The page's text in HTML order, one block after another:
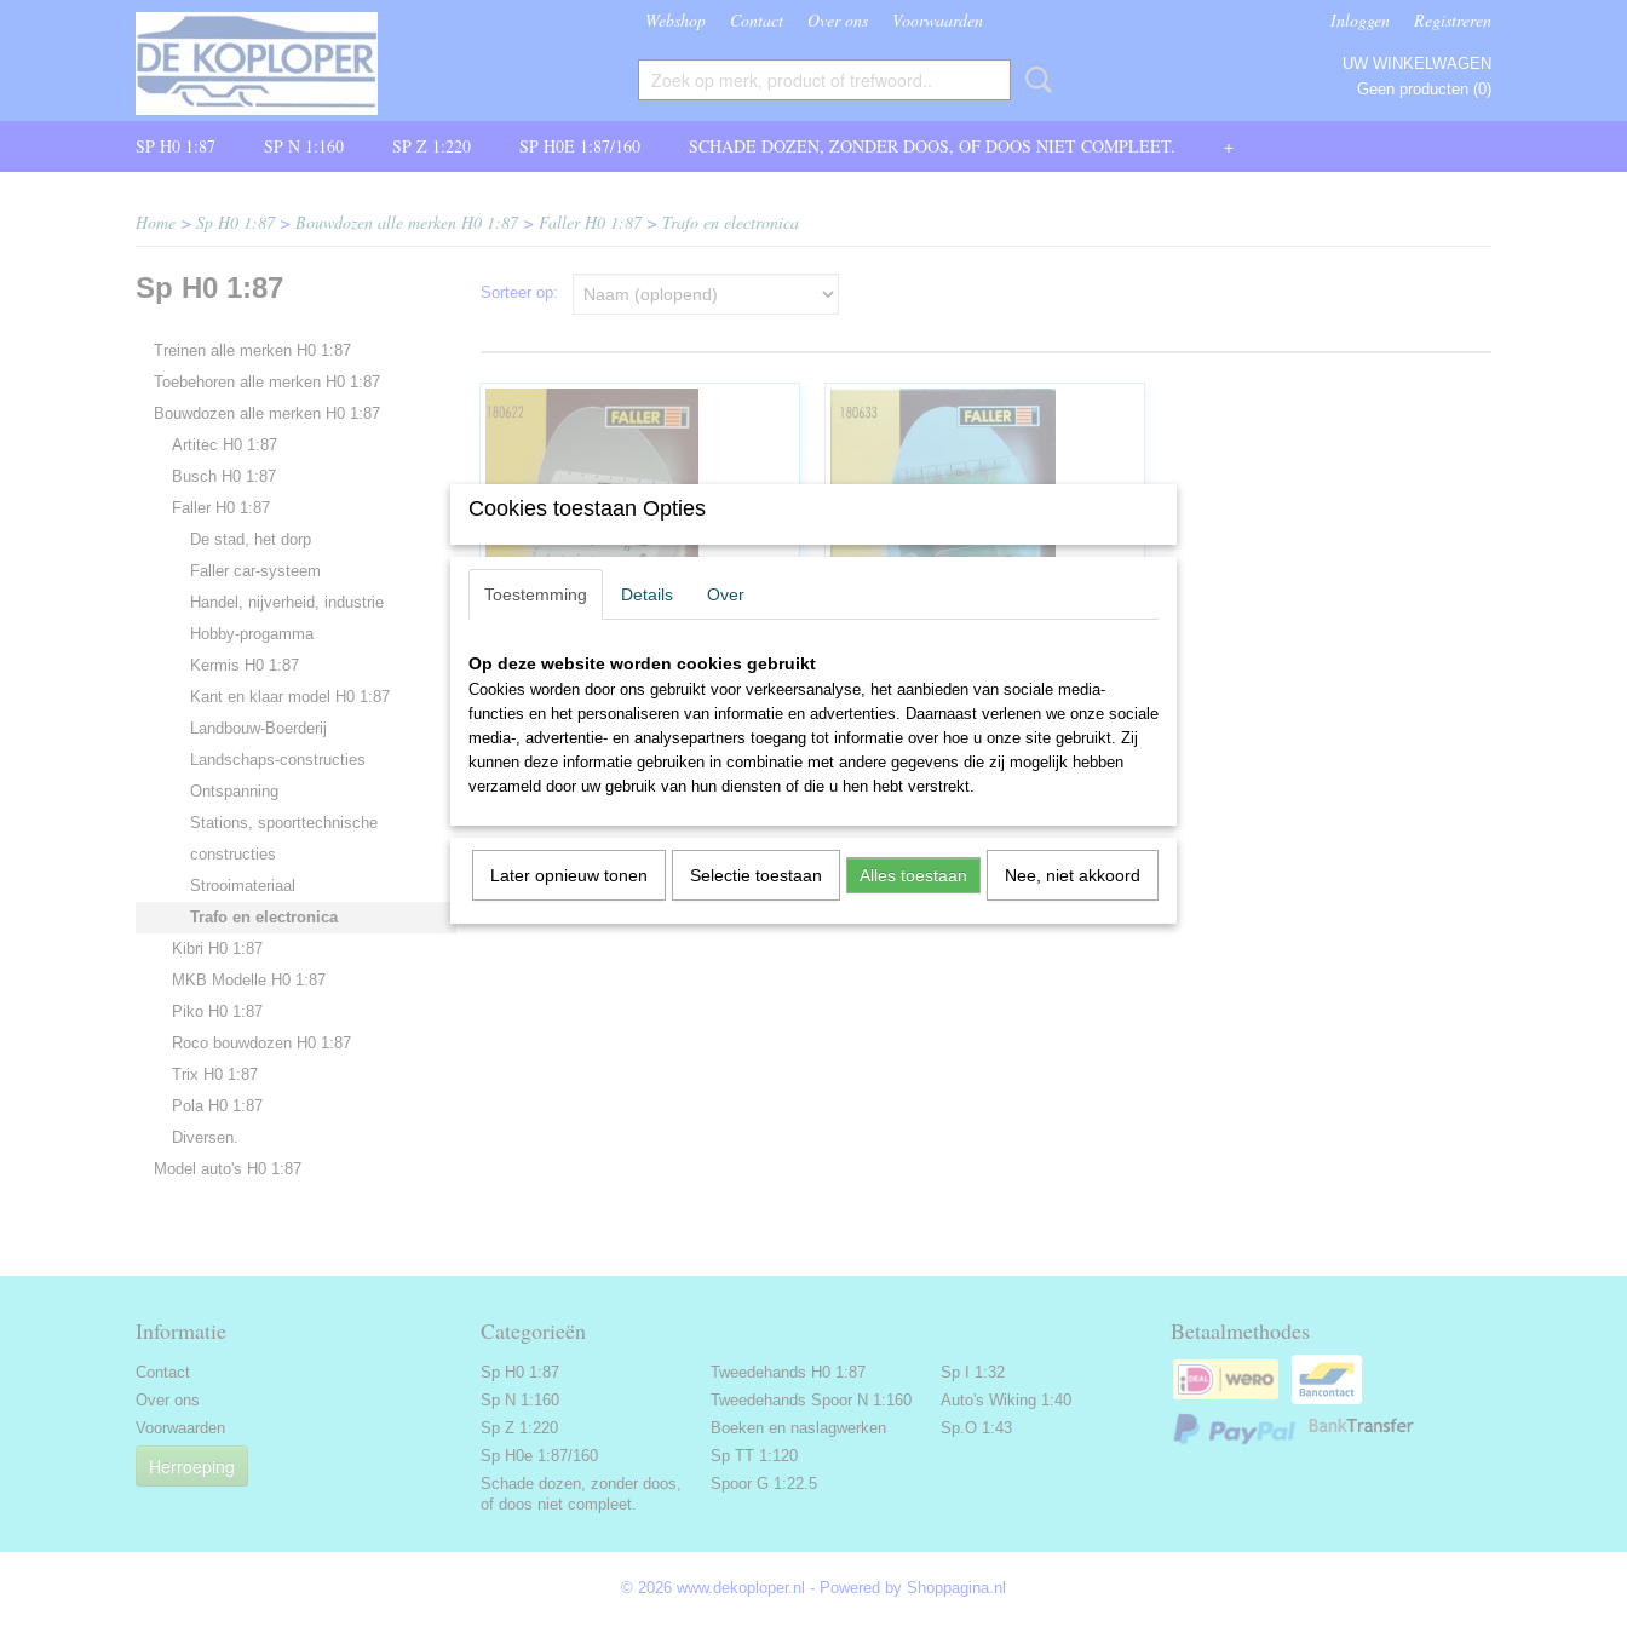
Webshop Contact Over ons Voorwaarden Inloggen Registreren
UW WINKELWAGEN
Geen producten (0)
SP H0 1:87 SP N 1:160 SP Z 1:220 SP H0E 1:87/160 SCHADE DOZEN, ZONDER DOOS, OF DOOS NIET COMPLEET. +
Home > Sp H0 1:87> Bouwdozen alle merken H0 1:87> Faller H0 1:87> Trafo en electronica
Sp H0 1:87
Treinen alle merken H0 1:87
Toebehoren alle merken H0 1:87
Bouwdozen alle merken H0 1:87
Artitec H0 1:87
Busch H0 1:87
Faller H0 1:87
De stad, het dorp
Faller car-systeem
Handel, nijverheid, industrie
Hobby-progamma
Kermis H0 1:87
Kant en klaar model H0 1:87
Landbouw-Boerderij
Landschaps-constructies
Ontspanning
Stations, spoorttechnische
constructies
Strooimateriaal
Trafo en electronica
Kibri H0 1:87
MKB Modelle H0 1:87
Piko H0 1:87
Roco bouwdozen H0 1:87
Trix H0 1:87
Pola H0 1:87
Diversen.
Model auto's H0 1:87
Sorteer op:
FA180622
Faller 180622 Schakelpaneel
Bedieningspaneel met 3…
€ 22,50 € 18,00
FA180633
Faller 180633 Gelijkrichter Voor het omzetten
van 16 V,…
€ 34,95 € 27,96
Informatie
Contact
Over ons
Voorwaarden
Herroeping
Categorieën
Sp H0 1:87
Sp N 1:160
Sp Z 1:220
Sp H0e 1:87/160
Schade dozen, zonder doos,
of doos niet compleet.
Tweedehands H0 1:87
Tweedehands Spoor N 1:160
Boeken en naslagwerken
Sp TT 1:120
Spoor G 1:22.5
Sp I 1:32
Auto's Wiking 1:40
Sp.O 1:43
Betaalmethodes
© 2026 www.dekoploper.nl - Powered by Shoppagina.nl
Cookies toestaan Opties
Toestemming Details Over
Op deze website worden cookies gebruikt
Cookies worden door ons gebruikt voor verkeersanalyse, het aanbieden van sociale media-
functies en het personaliseren van informatie en advertenties. Daarnaast verlenen we onze sociale
media-, advertentie- en analysepartners toegang tot informatie over hoe u onze site gebruikt. Zij
kunnen deze informatie gebruiken in combinatie met andere gegevens die zij mogelijk hebben
verzameld door uw gebruik van hun diensten of die u hen hebt verstrekt.
Later opnieuw tonen Selectie toestaan Alles toestaan Nee, niet akkoord